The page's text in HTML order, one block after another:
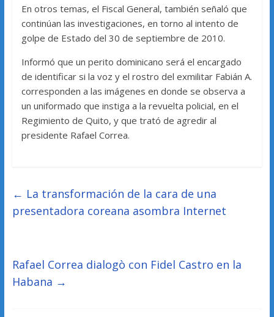
En otros temas, el Fiscal General, también señaló que
continúan las investigaciones, en torno al intento de
golpe de Estado del 30 de septiembre de 2010.
Informó que un perito dominicano será el encargado
de identificar si la voz y el rostro del exmilitar Fabián A.
corresponden a las imágenes en donde se observa a
un uniformado que instiga a la revuelta policial, en el
Regimiento de Quito, y que trató de agredir al
presidente Rafael Correa.
← La transformación de la cara de una
presentadora coreana asombra Internet
Rafael Correa dialogò con Fidel Castro en la
Habana →